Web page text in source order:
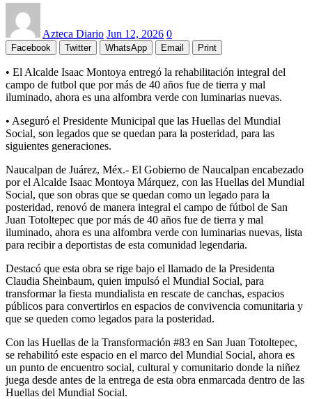
Azteca Diario Jun 12, 2026 0
Facebook Twitter WhatsApp Email Print
• El Alcalde Isaac Montoya entregó la rehabilitación integral del
campo de futbol que por más de 40 años fue de tierra y mal
iluminado, ahora es una alfombra verde con luminarias nuevas.
• Aseguró el Presidente Municipal que las Huellas del Mundial
Social, son legados que se quedan para la posteridad, para las
siguientes generaciones.
Naucalpan de Juárez, Méx.- El Gobierno de Naucalpan encabezado
por el Alcalde Isaac Montoya Márquez, con las Huellas del Mundial
Social, que son obras que se quedan como un legado para la
posteridad, renovó de manera integral el campo de fútbol de San
Juan Totoltepec que por más de 40 años fue de tierra y mal
iluminado, ahora es una alfombra verde con luminarias nuevas, lista
para recibir a deportistas de esta comunidad legendaria.
Destacó que esta obra se rige bajo el llamado de la Presidenta
Claudia Sheinbaum, quien impulsó el Mundial Social, para
transformar la fiesta mundialista en rescate de canchas, espacios
públicos para convertirlos en espacios de convivencia comunitaria y
que se queden como legados para la posteridad.
Con las Huellas de la Transformación #83 en San Juan Totoltepec,
se rehabilitó este espacio en el marco del Mundial Social, ahora es
un punto de encuentro social, cultural y comunitario donde la niñez
juega desde antes de la entrega de esta obra enmarcada dentro de las
Huellas del Mundial Social.